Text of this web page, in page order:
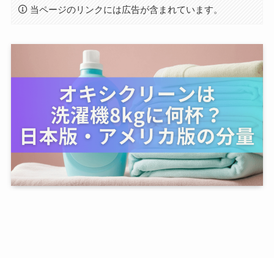
当ページのリンクには広告が含まれています。